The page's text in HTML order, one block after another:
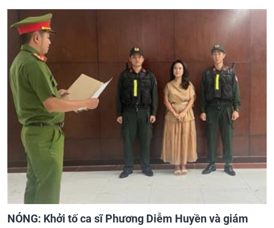
NÓNG: Khởi tố ca sĩ Phương Diễm Huyền và giám